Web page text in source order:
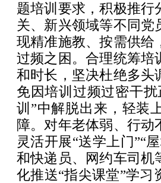
题培训要求，积极推行
关、新兴领域等不同
现精准施教、按需供给
过频之困。合理统筹培
和时长，坚决杜绝多头
免因培训过频过密干
训”中解脱出来，轻装
障。对年老体弱、行动
灵活开展“送学上门”“
和快递员、网约车司机
化推送“指尖课堂”学